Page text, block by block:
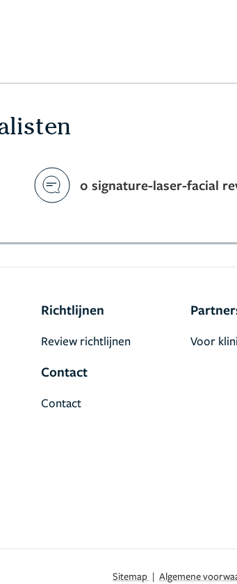
0 signature-laser-facial
Richtlijnen
Review richtlijnen
Contact
Contact
Voor
Sitemap | Algemene